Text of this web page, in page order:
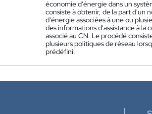
économie d'énergie dans un
consiste à obtenir, de la part d'un
d'énergie associées à une ou
des informations d'assistance à la
associé au CN. Le procédé
plusieurs politiques de réseau
prédéfini.